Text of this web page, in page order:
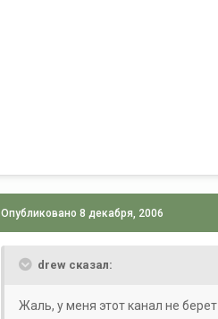
Опубликовано8 декабря, 2006
drew сказал:
Жаль, у меня этот канал не берет